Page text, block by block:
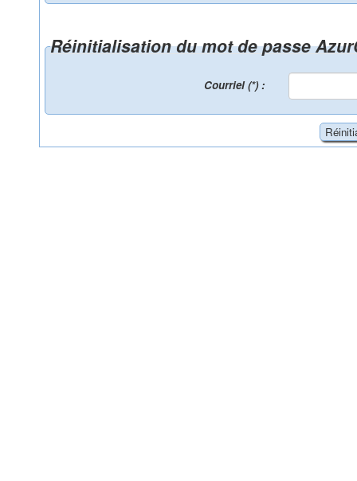
Réinitialisation du mot de passe
Courriel (*) :